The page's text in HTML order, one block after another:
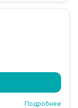
Подробнее